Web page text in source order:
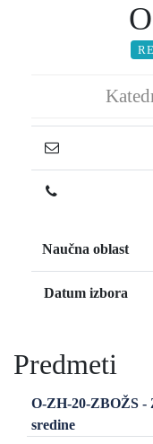
Naučna oblast
Datum izbora
Predmeti
O-ZH-20-ZBOŽS -
sredine